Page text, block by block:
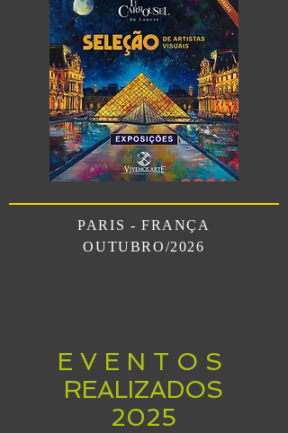
PARIS - FRANÇA
OUTUBRO/2026
E V E N T O S
REALIZADOS
2025